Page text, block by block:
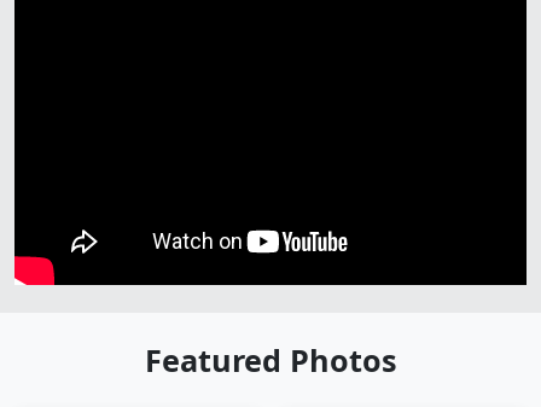
Featured Photos